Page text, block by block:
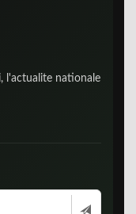
l'actualite nationale